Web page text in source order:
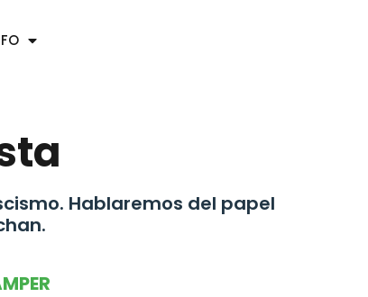
Hablaremos del papel